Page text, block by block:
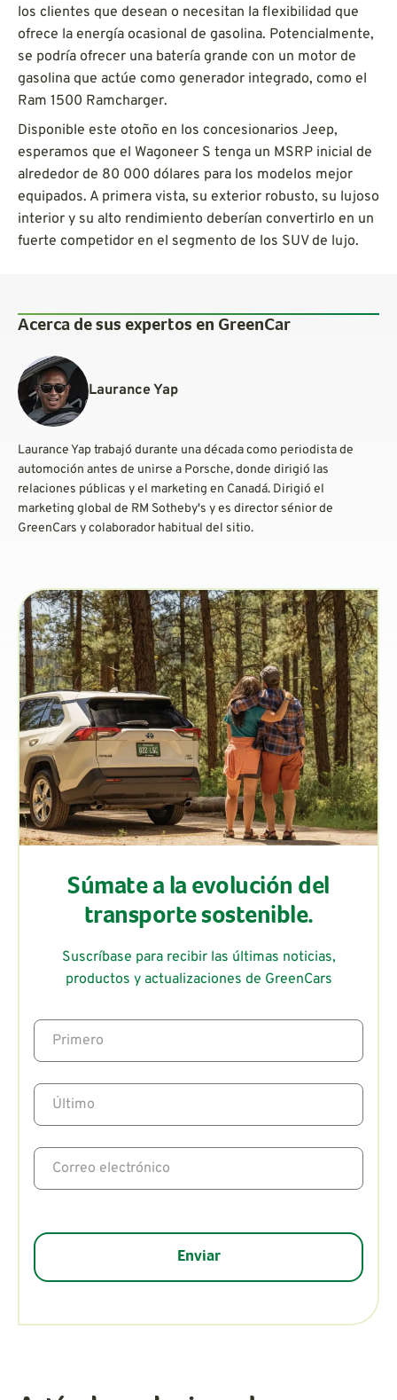
los clientes que desean o necesitan la flexibilidad que
ofrece la energía ocasional de gasolina. Potencialmente,
se podría ofrecer una batería grande con un motor de
gasolina que actúe como generador integrado, como el
Ram 1500 Ramcharger.
Disponible este otoño en los concesionarios Jeep,
esperamos que el Wagoneer S tenga un MSRP inicial de
alrededor de 80 000 dólares para los modelos mejor
equipados. A primera vista, su exterior robusto, su lujoso
interior y su alto rendimiento deberían convertirlo en un
fuerte competidor en el segmento de los SUV de lujo.
Acerca de sus expertos en GreenCar
Laurance Yap
Laurance Yap trabajó durante una década como periodista de
automoción antes de unirse a Porsche, donde dirigió las
relaciones públicas y el marketing en Canadá. Dirigió el
marketing global de RM Sotheby's y es director sénior de
GreenCars y colaborador habitual del sitio.
Súmate a la evolución del
transporte sostenible.
Suscríbase para recibir las últimas noticias,
productos y actualizaciones de GreenCars